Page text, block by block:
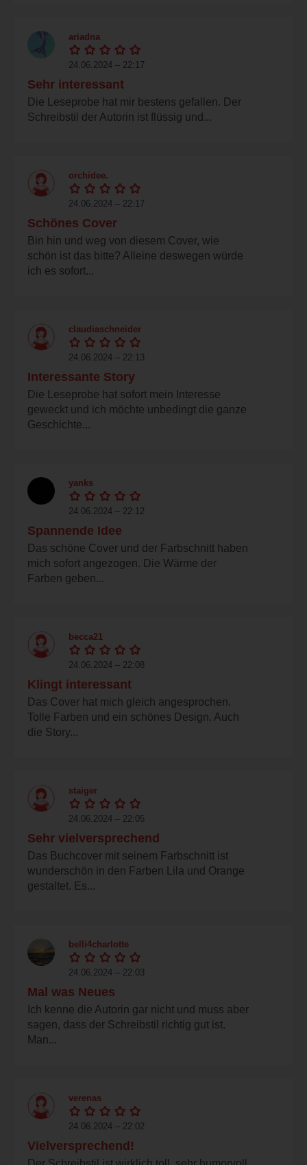
ariadna
24.06.2024 – 22:17
Sehr interessant
Die Leseprobe hat mir bestens gefallen. Der
Schreibstil der Autorin ist flüssig und...
orchidee.
24.06.2024 – 22:17
Schönes Cover
Bin hin und weg von diesem Cover, wie
schön ist das bitte? Alleine deswegen würde
ich es sofort...
claudiaschneider
24.06.2024 – 22:13
Interessante Story
Die Leseprobe hat sofort mein Interesse
geweckt und ich möchte unbedingt die ganze
Geschichte...
yanks
24.06.2024 – 22:12
Spannende Idee
Das schöne Cover und der Farbschnitt haben
mich sofort angezogen. Die Wärme der
Farben geben...
becca21
24.06.2024 – 22:08
Klingt interessant
Das Cover hat mich gleich angesprochen.
Tolle Farben und ein schönes Design. Auch
die Story...
staiger
24.06.2024 – 22:05
Sehr vielversprechend
Das Buchcover mit seinem Farbschnitt ist
wunderschön in den Farben Lila und Orange
gestaltet. Es...
belli4charlotte
24.06.2024 – 22:03
Mal was Neues
Ich kenne die Autorin gar nicht und muss aber
sagen, dass der Schreibstil richtig gut ist.
Man...
verenas
24.06.2024 – 22:02
Vielversprechend!